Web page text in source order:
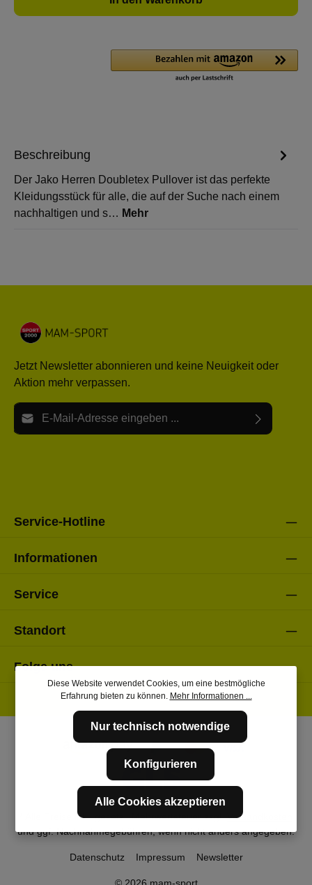
Beschreibung
Der Jako Herren Doubletex Pullover ist das perfekte
Kleidungsstück für alle, die auf der Suche nach einem
nachhaltigen und s… Mehr
Jetzt Newsletter abonnieren und keine Neuigkeit oder
Aktion mehr verpassen.
E-Mail-Adresse*
Service-Hotline
Informationen
Service
Standort
Folge uns
* Alle Preise inkl. gesetzl. Mehrwertsteuer zzgl.Versandkosten
und ggf. Nachnahmegebühren, wenn nicht anders angegeben.
Datenschutz Impressum Newsletter
Diese Website verwendet Cookies, um eine bestmögliche
Erfahrung bieten zu können. Mehr Informationen ...
Nur technisch notwendige
Konfigurieren
Alle Cookies akzeptieren